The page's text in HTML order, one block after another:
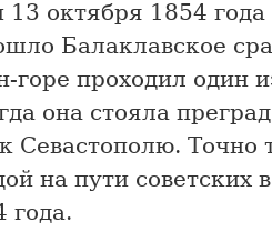
октября 1854 года
Балаклавское
горе проходил один
она стояла
Севастополю. Точно
на пути советских
года.